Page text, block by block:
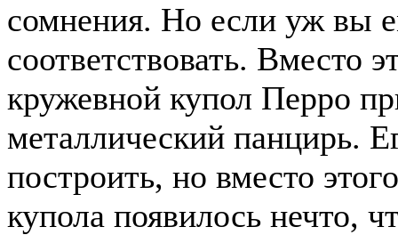
сомнения. Но если уж вы
соответствовать. Вместо
кружевной купол Перро
металлический панцирь.
построить, но вместо
купола появилось нечто,